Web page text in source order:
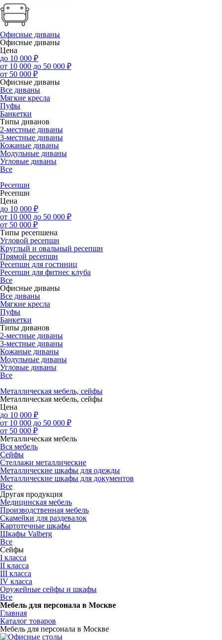
Офисные диваны
Офисные диваны
Цена
до 10 000 ₽
от 10 000 до 50 000 ₽
от 50 000 ₽
Офисные диваны
Все диваны
Мягкие кресла
Пуфы
Банкетки
Типы диванов
2-местные диваны
3-местные диваны
Кожаные диваны
Модульные диваны
Угловые диваны
Все
Ресепшн
Ресепшн
Цена
до 10 000 ₽
от 10 000 до 50 000 ₽
от 50 000 ₽
Типы ресепшена
Угловой ресепшн
Круглый и овальный ресепшн
Прямой ресепшн
Ресепшн для гостиниц
Ресепшн для фитнес клуба
Все
Офисные диваны
Все диваны
Мягкие кресла
Пуфы
Банкетки
Типы диванов
2-местные диваны
3-местные диваны
Кожаные диваны
Модульные диваны
Угловые диваны
Все
Металлическая мебель, сейфы
Металлическая мебель, сейфы
Цена
до 10 000 ₽
от 10 000 до 50 000 ₽
от 50 000 ₽
Металлическая мебель
Вся мебель
Сейфы
Стеллажи металлические
Металлические шкафы для одежды
Металлические шкафы для документов
Все
Другая продукция
Медицинская мебель
Производственная мебель
Скамейки для раздевалок
Картотечные шкафы
Шкафы Valberg
Все
Сейфы
I класса
II класса
III класса
IV класса
Оружейные сейфы и шкафы
Все
Мебель для персонала в Москве
Главная
Каталог товаров
Мебель для персонала в Москве